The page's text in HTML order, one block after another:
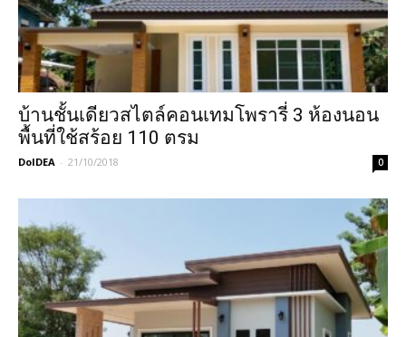
บ้านชั้นเดียวสไตล์คอนเทมโพรารี่ 3 ห้องนอน
พื้นที่ใช้สร้อย 110 ตรม
DoIDEA - 21/10/2018 0